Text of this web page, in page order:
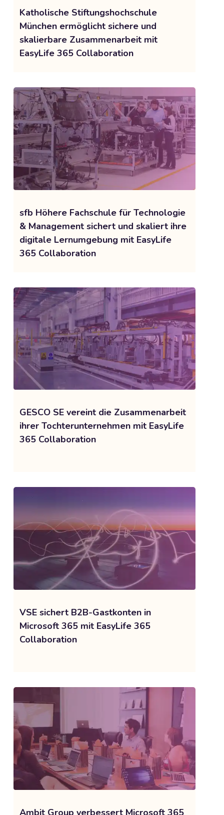
Katholische Stiftungshochschule
München ermöglicht sichere und
skalierbare Zusammenarbeit mit
EasyLife 365 Collaboration
sfb Höhere Fachschule für Technologie
& Management sichert und skaliert ihre
digitale Lernumgebung mit EasyLife
365 Collaboration
GESCO SE vereint die Zusammenarbeit
ihrer Tochterunternehmen mit EasyLife
365 Collaboration
VSE sichert B2B-Gastkonten in
Microsoft 365 mit EasyLife 365
Collaboration
Ambit Group verbessert Microsoft 365